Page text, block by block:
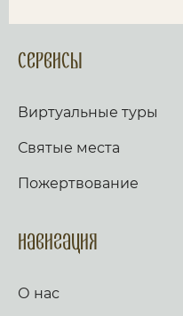
Сервисы
Виртуальные туры
Святые места
Пожертвование
Навигация
О нас